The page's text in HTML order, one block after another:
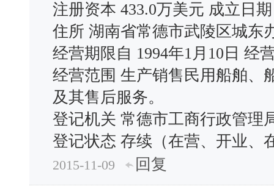
注册资本 433.0万美元 成立日
住所 湖南省常德市武陵区城东
经营期限自 1994年1月10日 经
经营范围 生产销售民用船舶、
及其售后服务。
登记机关 常德市工商行政管理
登记状态 存续（在营、开业、
2015-11-09
回复